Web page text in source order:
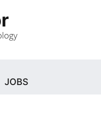
JOBS